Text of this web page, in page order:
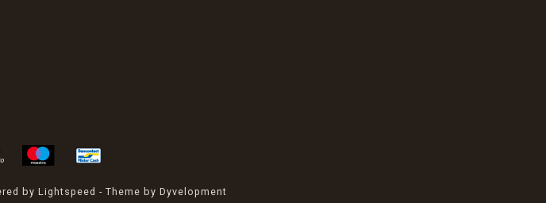
by Lightspeed - Theme by Dyvelopment